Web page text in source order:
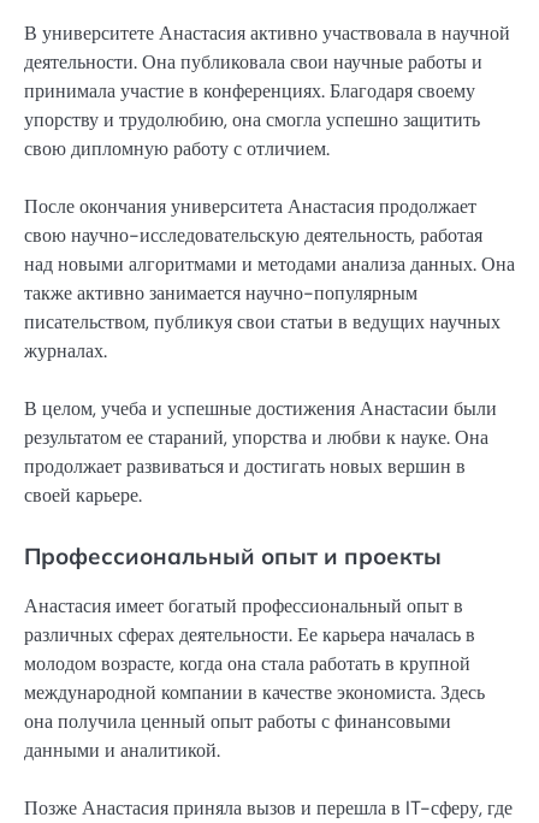
В университете Анастасия активно участвовала в научной
деятельности. Она публиковала свои научные работы и
принимала участие в конференциях. Благодаря своему
упорству и трудолюбию, она смогла успешно защитить
свою дипломную работу с отличием.
После окончания университета Анастасия продолжает
свою научно-исследовательскую деятельность, работая
над новыми алгоритмами и методами анализа данных. Она
также активно занимается научно-популярным
писательством, публикуя свои статьи в ведущих научных
журналах.
В целом, учеба и успешные достижения Анастасии были
результатом ее стараний, упорства и любви к науке. Она
продолжает развиваться и достигать новых вершин в
своей карьере.
Профессиональный опыт и проекты
Анастасия имеет богатый профессиональный опыт в
различных сферах деятельности. Ее карьера началась в
молодом возрасте, когда она стала работать в крупной
международной компании в качестве экономиста. Здесь
она получила ценный опыт работы с финансовыми
данными и аналитикой.
Позже Анастасия приняла вызов и перешла в IT-сферу, где